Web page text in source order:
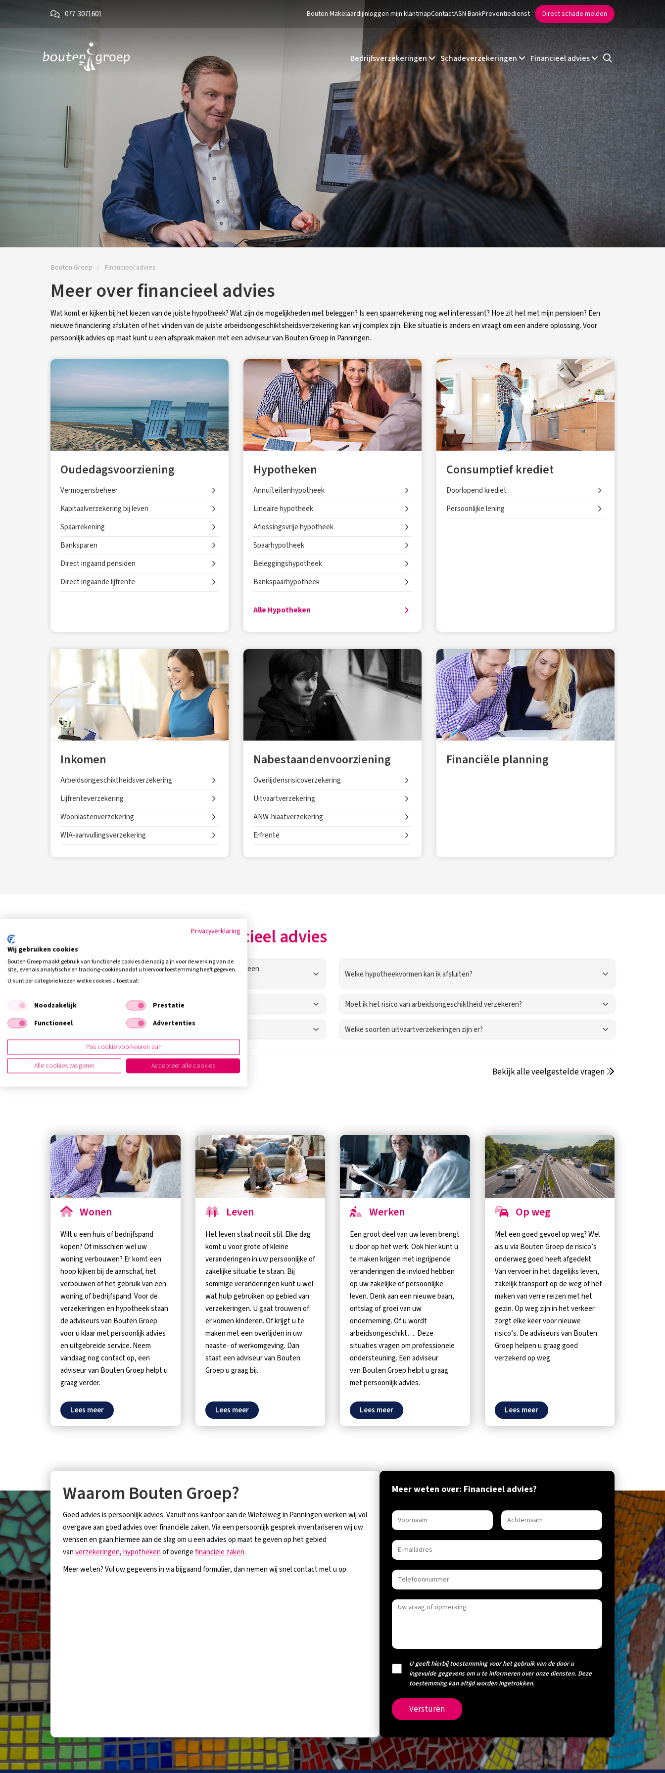
077-3071601 Bouten MakelaardijInloggen mijn klantmapContactASN BankPreventiedienst Direct schade melden
Bedrijfsverzekeringen Schadeverzekeringen Financieel advies
Bouten Groep Financieel advies
Meer over financieel advies
Wat komt er kijken bij het kiezen van de juiste hypotheek? Wat zijn de mogelijkheden met beleggen? Is een spaarrekening nog wel interessant? Hoe zit het met mijn pensioen? Een
nieuwe financiering afsluiten of het vinden van de juiste arbeidsongeschiktsheidsverzekering kan vrij complex zijn. Elke situatie is anders en vraagt om een andere oplossing. Voor
persoonlijk advies op maat kunt u een afspraak maken met een adviseur van Bouten Groep in Panningen.
Oudedagsvoorziening
Vermogensbeheer
Kapitaalverzekering bij leven
Spaarrekening
Banksparen
Direct ingaand pensioen
Direct ingaande lijfrente
Hypotheken
Annuïteitenhypotheek
Lineaire hypotheek
Aflossingsvrije hypotheek
Spaarhypotheek
Beleggingshypotheek
Bankspaarhypotheek
Alle Hypotheken
Consumptief krediet
Doorlopend krediet
Persoonlijke lening
Inkomen
Arbeidsongeschiktheidsverzekering
Lijfrenteverzekering
Woonlastenverzekering
WIA-aanvullingsverzekering
Nabestaandenvoorziening
Overlijdensrisicoverzekering
Uitvaartverzekering
ANW-hiaatverzekering
Erfrente
Financiële planning
Veelgestelde vragenFinancieel advies
Wat is het verschil tussen een overlijdensrisicoverzekering en een
levensverzekering?
Welke hypotheekvormen kan ik afsluiten?
Wat is een lijfrente? Moet ik het risico van arbeidsongeschiktheid verzekeren?
Welke soorten uitvaartverzekeringen zijn er?
Bekijk alle veelgestelde vragen
Wonen
Wilt u een huis of bedrijfspand
kopen? Of misschien wel uw
woning verbouwen? Er komt een
hoop kijken bij de aanschaf, het
verbouwen of het gebruik van een
woning of bedrijfspand. Voor de
verzekeringen en hypotheek staan
de adviseurs van Bouten Groep
voor u klaar met persoonlijk advies
en uitgebreide service. Neem
vandaag nog contact op, een
adviseur van Bouten Groep helpt u
graag verder.
Lees meer
Leven
Het leven staat nooit stil. Elke dag
komt u voor grote of kleine
veranderingen in uw persoonlijke of
zakelijke situatie te staan. Bij
sommige veranderingen kunt u wel
wat hulp gebruiken op gebied van
verzekeringen. U gaat trouwen of
er komen kinderen. Of krijgt u te
maken met een overlijden in uw
naaste- of werkomgeving. Dan
staat een adviseur van Bouten
Groep u graag bij.
Lees meer
Werken
Een groot deel van uw leven brengt
u door op het werk. Ook hier kunt u
te maken krijgen met ingrijpende
veranderingen die invloed hebben
op uw zakelijke of persoonlijke
leven. Denk aan een nieuwe baan,
ontslag of groei van uw
onderneming. Of u wordt
arbeidsongeschikt…. Deze
situaties vragen om professionele
ondersteuning. Een adviseur
van Bouten Groep helpt u graag
met persoonlijk advies.
Lees meer
Op weg
Met een goed gevoel op weg? Wel
als u via Bouten Groep de risico’s
onderweg goed heeft afgedekt.
Van vervoer in het dagelijks leven,
zakelijk transport op de weg of het
maken van verre reizen met het
gezin. Op weg zijn in het verkeer
zorgt elke keer voor nieuwe
risico’s. De adviseurs van Bouten
Groep helpen u graag goed
verzekerd op weg.
Lees meer
Waarom Bouten Groep?
Goed advies is persoonlijk advies. Vanuit ons kantoor aan de Wietelweg in Panningen werken wij vol
overgave aan goed advies over financiële zaken. Via een persoonlijk gesprek inventariseren wij uw
wensen en gaan hiermee aan de slag om u een advies op maat te geven op het gebied
vanverzekeringen,hypothekenof overigefinanciële zaken.
Meer weten? Vul uw gegevens in via bijgaand formulier, dan nemen wij snel contact met u op.
Meer weten over: Financieel advies?
U geeft hierbij toestemming voor het gebruik van de door u
ingevulde gegevens om u te informeren over onze diensten. Deze
toestemming kan altijd worden ingetrokken.
Versturen
Privacyverklaring
Wij gebruiken cookies
Bouten Groep maakt gebruik van functionele cookies die nodig zijn voor de werking van de
site, evenals analytische en tracking‑cookies nadat u hiervoor toestemming heeft gegeven.
U kunt per categorie kiezen welke cookies u toestaat:
Noodzakelijk
Prestatie
Functioneel
Advertenties
Pas cookie voorkeuren aan
Alle cookies weigeren
Accepteer alle cookies